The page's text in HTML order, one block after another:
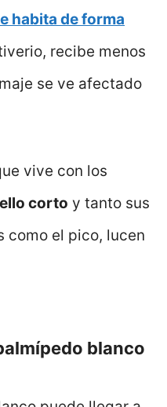
habita de forma
recibe menos
se ve afectado
vive con los
corto y tanto sus
como el pico, lucen
blanco